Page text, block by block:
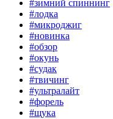
#зимний спиннинг
#лодка
#микроджиг
#новинка
#обзор
#окунь
#судак
#твичинг
#ультралайт
#форель
#щука